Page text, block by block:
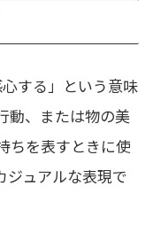
する」という意味
動、または物の美
ちを表すときに使
ジュアルな表現で